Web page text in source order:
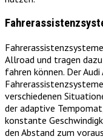
Allroad und tragen
fahren können. Der
verschiedenen
der adaptive
konstante
den Abstand zum